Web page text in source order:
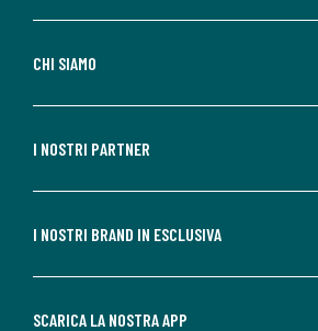
CHI SIAMO
I NOSTRI PARTNER
I NOSTRI BRAND IN ESCLUSIVA
SCARICA LA NOSTRA APP